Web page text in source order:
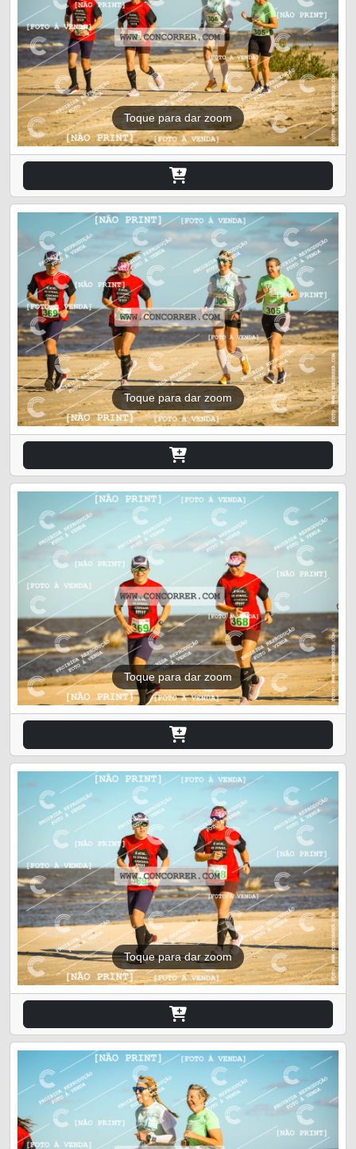
Toque para dar zoom
Toque para dar zoom
Toque para dar zoom
Toque para dar zoom